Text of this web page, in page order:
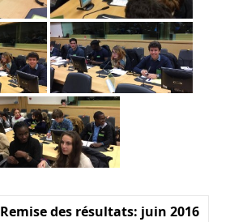
Remise des résultats: juin 2016